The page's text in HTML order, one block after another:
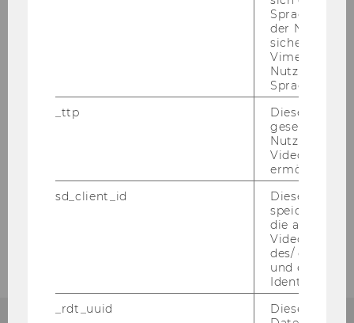
Software Demos
About
der
Vimeo in der
Nutzer
Sprache
_ttp
Dieser
gesetzt, um
Nutzung des
Videoplayers
ermöglichen
sd_client_id
Dieses Cookie
speichert
die aktuellen
des/ der
und einen
_rdt_uuid
Dieses